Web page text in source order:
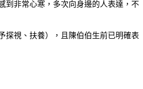
到非常心寒，多次向身邊的人表達，不
探視、扶養），且陳伯伯生前已明確表